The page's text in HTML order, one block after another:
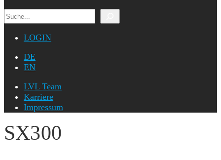
Suchen
LOGIN
DE
EN
LVL Team
Karriere
Impressum
SX300